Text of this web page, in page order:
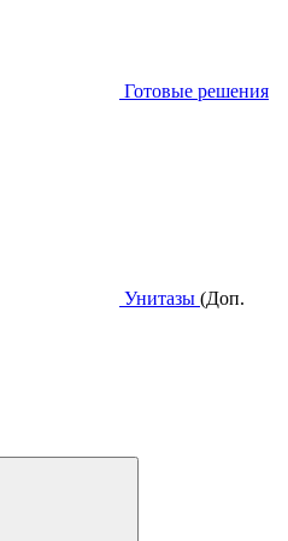
Готовые решения
Унитазы (Доп.